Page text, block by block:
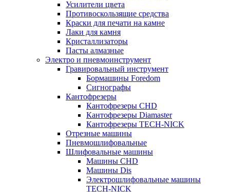
Усилители цвета
Противоскользящие средства
Краски для печати на камне
Лаки для камня
Кристаллизаторы
Пасты алмазные
Электро и пневмоинструмент
Гравировальный инструмент
Бормашины Foredom
Сигнографы
Кантофрезеры
Кантофрезеры CHD
Кантофрезеры Diamaster
Кантофрезеры TECH-NICK
Отрезные машины
Пневмошлифовальные
Шлифовальные машины
Машины CHD
Машины Dis
Электрошлифовальные машины
TECH-NICK